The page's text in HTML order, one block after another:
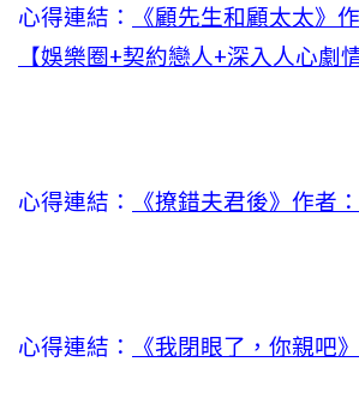
心得連結：
《顧先生和顧太太》
【娛樂圈+契約戀人+深入人心劇
心得連結： 《撩錯夫君後》作者
心得連結： 《我閉眼了，你親吧